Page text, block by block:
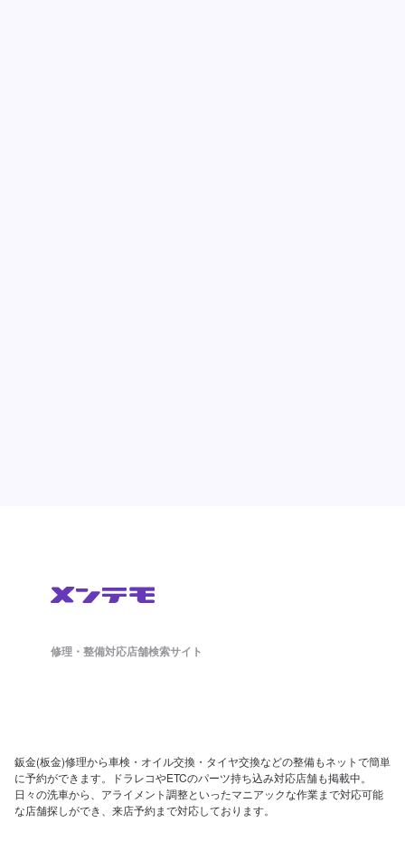
修理・整備対応店舗検索サイト
鈑金(板金)修理から車検・オイル交換・タイヤ交換などの整備もネットで簡単
に予約ができます。ドラレコやETCのパーツ持ち込み対応店舗も掲載中。
日々の洗車から、アライメント調整といったマニアックな作業まで対応可能
な店舗探しができ、来店予約まで対応しております。